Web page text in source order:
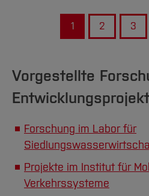
1 2 3
Vorgestellte
Forschung im Labor für
Projekte im Institut für
Verkehrssysteme